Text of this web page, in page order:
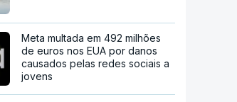
Meta multada em 492 milhões
de euros nos EUA por danos
causados pelas redes sociais a
jovens